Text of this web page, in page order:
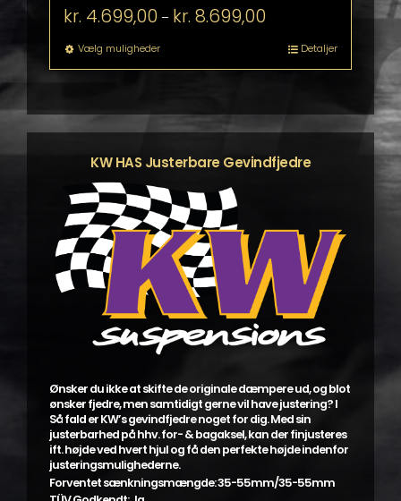
kr. 4.699,00 – kr. 8.699,00Prisinterval:
Vælg mulighederDette
vare
varianter.
Mulighederne
vælges
på
varesiden
Detaljer
KW HAS Justerbare Gevindfjedre
Ønsker du ikke at skifte de originale dæmpere ud, og blot
ønsker fjedre, men samtidigt gerne vil have justering? I
Så fald er KW’s gevindfjedre noget for dig. Med sin
justerbarhed på hhv. for- & bagaksel, kan der finjusteres
ift. højde ved hvert hjul og få den perfekte højde indenfor
justeringsmulighederne.
Forventet sænkningsmængde: 35-55mm/35-55mm